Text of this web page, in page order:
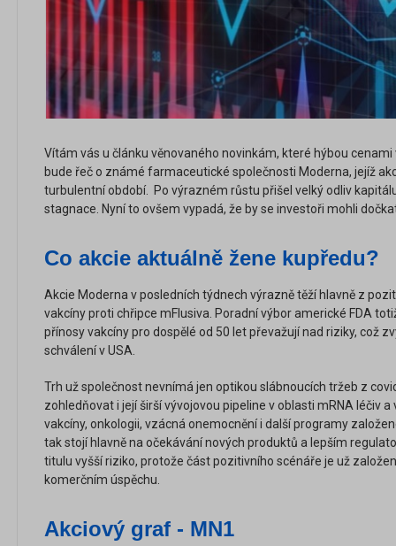
Vítám vás u článku věnovaného novinkám, které hýbou
bude řeč o známé farmaceutické společnosti Moderna, jejíž
turbulentní období. Po výrazném růstu přišel velký odliv
stagnace. Nyní to ovšem vypadá, že by se investoři mohli
Co akcie aktuálně žene kupředu?
Akcie Moderna v posledních týdnech výrazně těží hlavně z
vakcíny proti chřipce mFlusiva. Poradní výbor americké FDA
přínosy vakcíny pro dospělé od 50 let převažují nad riziky, což
schválení v USA.
Trh už společnost nevnímá jen optikou slábnoucích tržeb z
zohledňovat i její širší vývojovou pipeline v oblasti mRNA léčiv
vakcíny, onkologii, vzácná onemocnění i další programy
tak stojí hlavně na očekávání nových produktů a lepším
titulu vyšší riziko, protože část pozitivního scénáře je už
komerčním úspěchu.
Akciový graf - MN1